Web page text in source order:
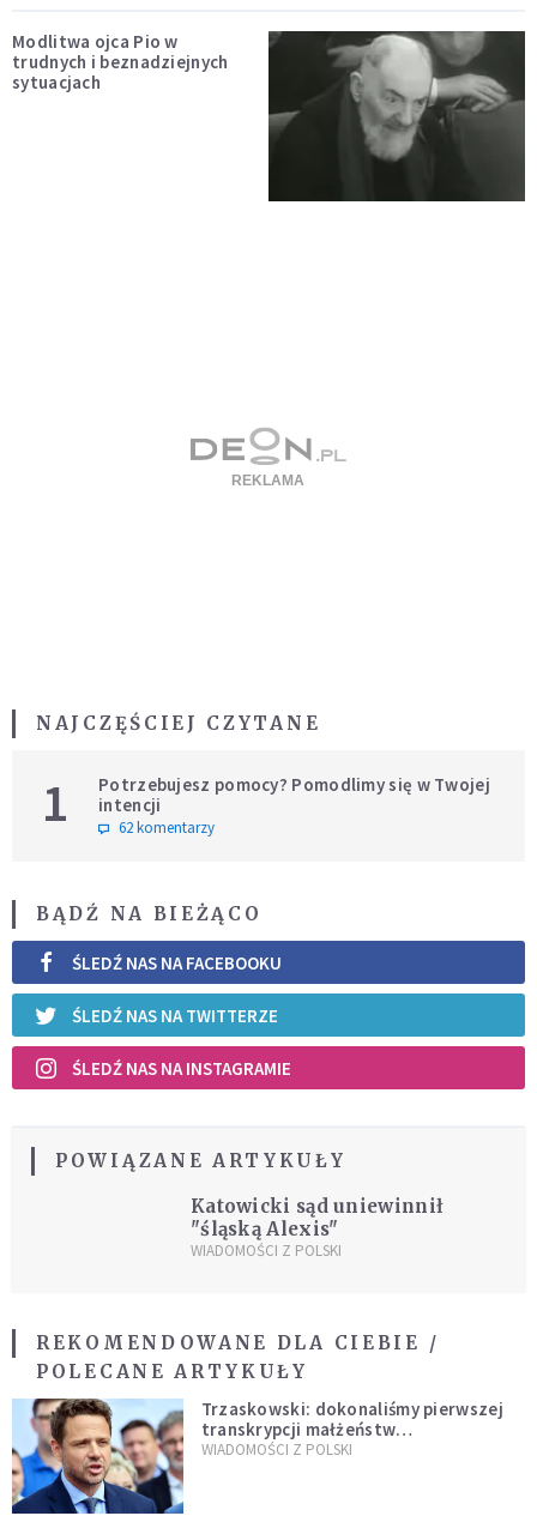
Modlitwa ojca Pio w
trudnych i beznadziejnych
sytuacjach
NAJCZĘŚCIEJ CZYTANE
1
Potrzebujesz pomocy? Pomodlimy się w Twojej
intencji
62 komentarzy
BĄDŹ NA BIEŻĄCO
ŚLEDŹ NAS NA FACEBOOKU
ŚLEDŹ NAS NA TWITTERZE
ŚLEDŹ NAS NA INSTAGRAMIE
POWIĄZANE ARTYKUŁY
Katowicki sąd uniewinnił
"śląską Alexis"
WIADOMOŚCI Z POLSKI
REKOMENDOWANE DLA CIEBIE /
POLECANE ARTYKUŁY
Trzaskowski: dokonaliśmy pierwszej
transkrypcji małżeństw
jednopłciowych. “Tak jak
WIADOMOŚCI Z POLSKI